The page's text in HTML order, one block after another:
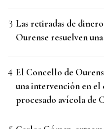
Las retiradas de
Ourense resuelven
El Concello de
una intervención en el
procesado avícola de